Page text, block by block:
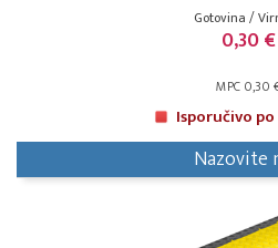
Gotovina /
0,30 €
MPC 0,30
Isporučivo
Nazovite